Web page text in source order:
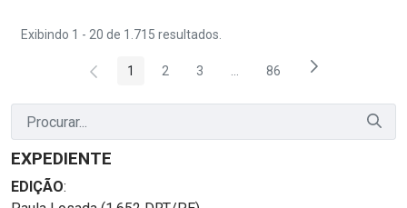
Exibindo 1 - 20 de 1.715 resultados.
Página
1 Página
2 Página
3 Páginas intermediárias Usar
Página
86
EXPEDIENTE
EDIÇÃO: